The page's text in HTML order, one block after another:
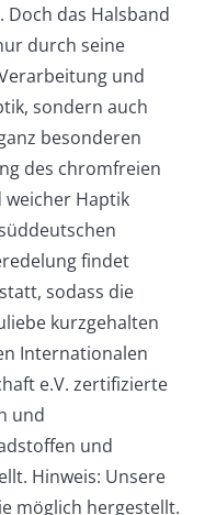
das Halsband
durch seine
und
sondern auch
besonderen
des chromfreien
Haptik
findet
sodass die
kurzgehalten
Internationalen
e.V. zertifizierte
und
und
Hinweis: Unsere
möglich hergestellt.